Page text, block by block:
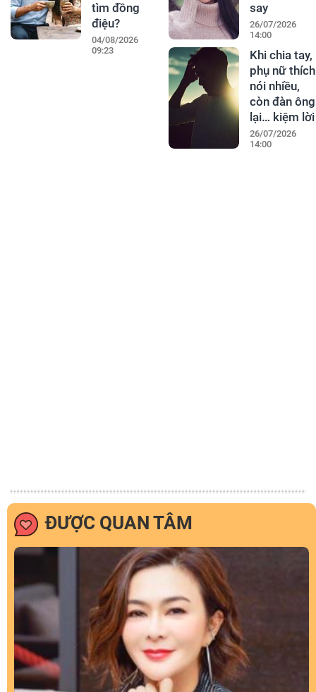
tìm đồng
điệu?
04/08/2026
09:23
say
26/07/2026
14:00
Khi chia tay,
phụ nữ thích
nói nhiều,
còn đàn ông
lại… kiệm lời
26/07/2026
14:00
ĐƯỢC QUAN TÂM